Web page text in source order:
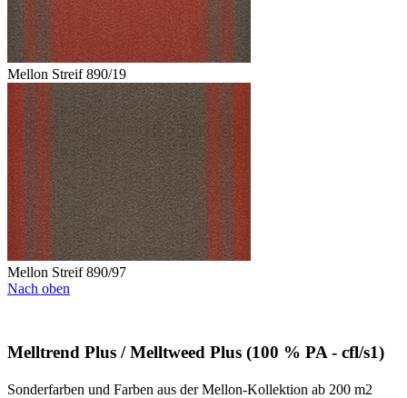
Mellon Streif 890/19
Mellon Streif 890/97
Nach oben
Melltrend Plus / Melltweed Plus (100 % PA - cfl/s1)
Sonderfarben und Farben aus der Mellon-Kollektion ab 200 m2